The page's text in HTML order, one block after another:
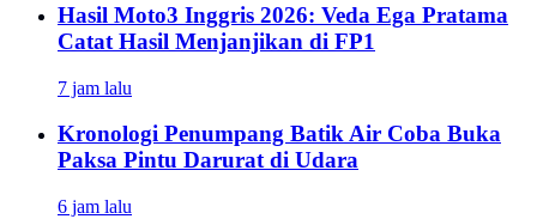
Hasil Moto3 Inggris 2026: Veda Ega Pratama
Catat Hasil Menjanjikan di FP1
7 jam lalu
Kronologi Penumpang Batik Air Coba Buka
Paksa Pintu Darurat di Udara
6 jam lalu